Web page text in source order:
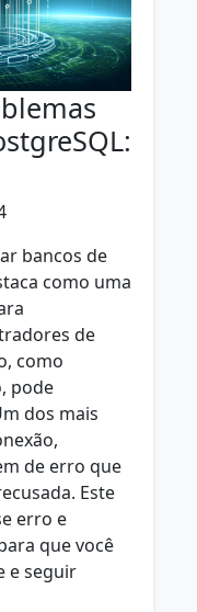
bancos de
como uma
de
como
pode
dos mais
de erro que
Este
erro e
que você
e seguir